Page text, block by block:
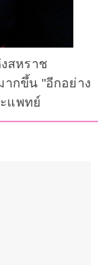
สหราช
กขึ้น "อีกอย่าง
แพทย์